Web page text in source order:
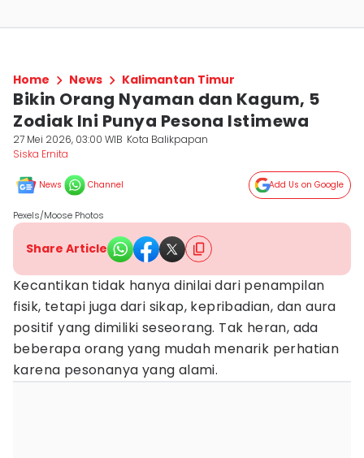
Home News Kalimantan Timur
Bikin Orang Nyaman dan Kagum, 5
Zodiak Ini Punya Pesona Istimewa
27 Mei 2026, 03:00 WIB Kota Balikpapan
Siska Ernita
News Channel Add Us on Google
Pexels/Moose Photos
Share Article
Kecantikan tidak hanya dinilai dari penampilan
fisik, tetapi juga dari sikap, kepribadian, dan aura
positif yang dimiliki seseorang. Tak heran, ada
beberapa orang yang mudah menarik perhatian
karena pesonanya yang alami.